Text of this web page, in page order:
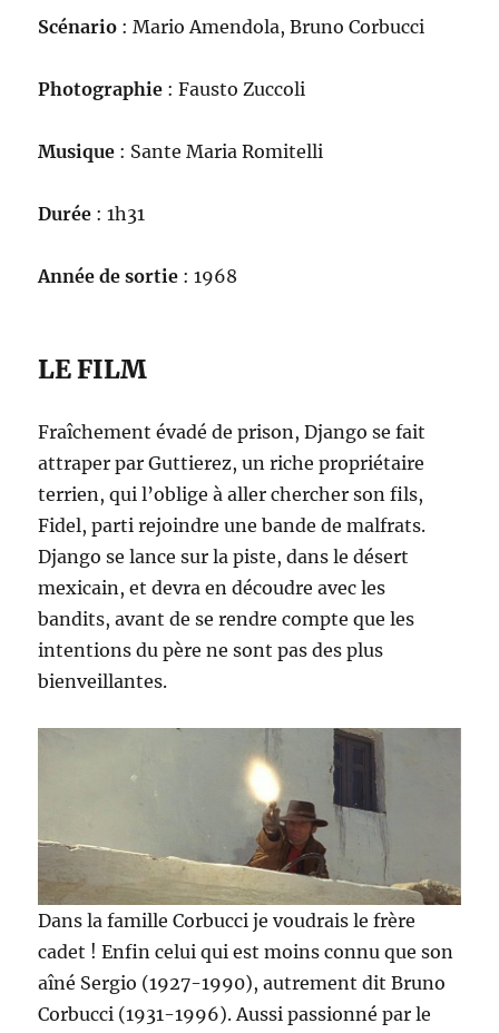
Scénario : Mario Amendola, Bruno Corbucci
Photographie : Fausto Zuccoli
Musique : Sante Maria Romitelli
Durée : 1h31
Année de sortie : 1968
LE FILM
Fraîchement évadé de prison, Django se fait
attraper par Guttierez, un riche propriétaire
terrien, qui l’oblige à aller chercher son fils,
Fidel, parti rejoindre une bande de malfrats.
Django se lance sur la piste, dans le désert
mexicain, et devra en découdre avec les
bandits, avant de se rendre compte que les
intentions du père ne sont pas des plus
bienveillantes.
Dans la famille Corbucci je voudrais le frère
cadet ! Enfin celui qui est moins connu que son
aîné Sergio (1927-1990), autrement dit Bruno
Corbucci (1931-1996). Aussi passionné par le